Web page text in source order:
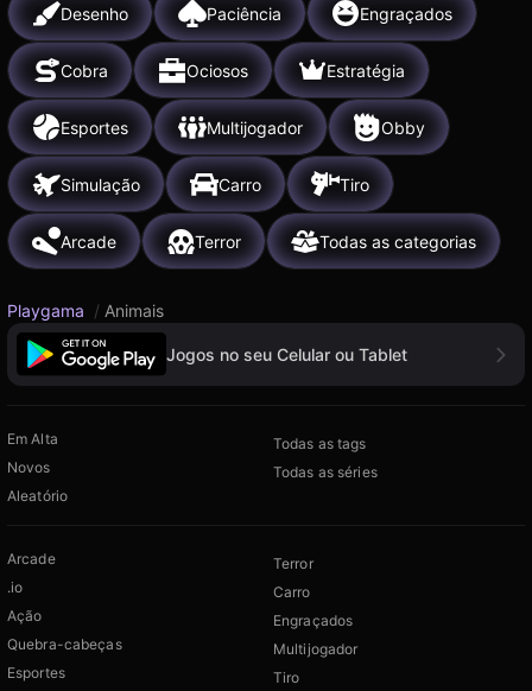
Desenho Paciência Engraçados
Cobra Ociosos Estratégia
Esportes Multijogador Obby
Simulação Carro Tiro
Arcade Terror Todas as categorias
Playgama / Animais
Jogos no seu Celular ou Tablet
Em Alta
Novos
Aleatório
Todas as tags
Todas as séries
Arcade
.io
Ação
Quebra-cabeças
Esportes
Terror
Carro
Engraçados
Multijogador
Tiro